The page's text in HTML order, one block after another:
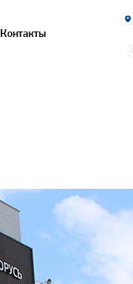
Контакты